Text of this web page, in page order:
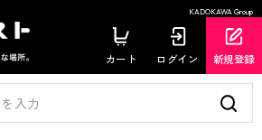
KADOKAWA Group
カート ログイン 新規登録